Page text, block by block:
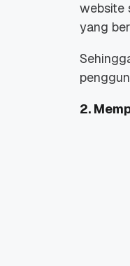
website
yang
2.